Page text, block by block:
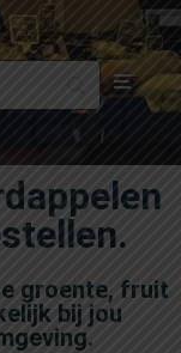
groente, fruit
bij jou